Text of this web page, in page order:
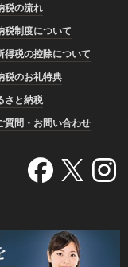
税の流れ
税制度について
得税の控除について
税のお礼特典
さと納税
質問・お問い合わせ